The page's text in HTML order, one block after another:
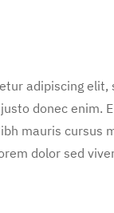
adipiscing
donec enim.
mauris
dolor sed